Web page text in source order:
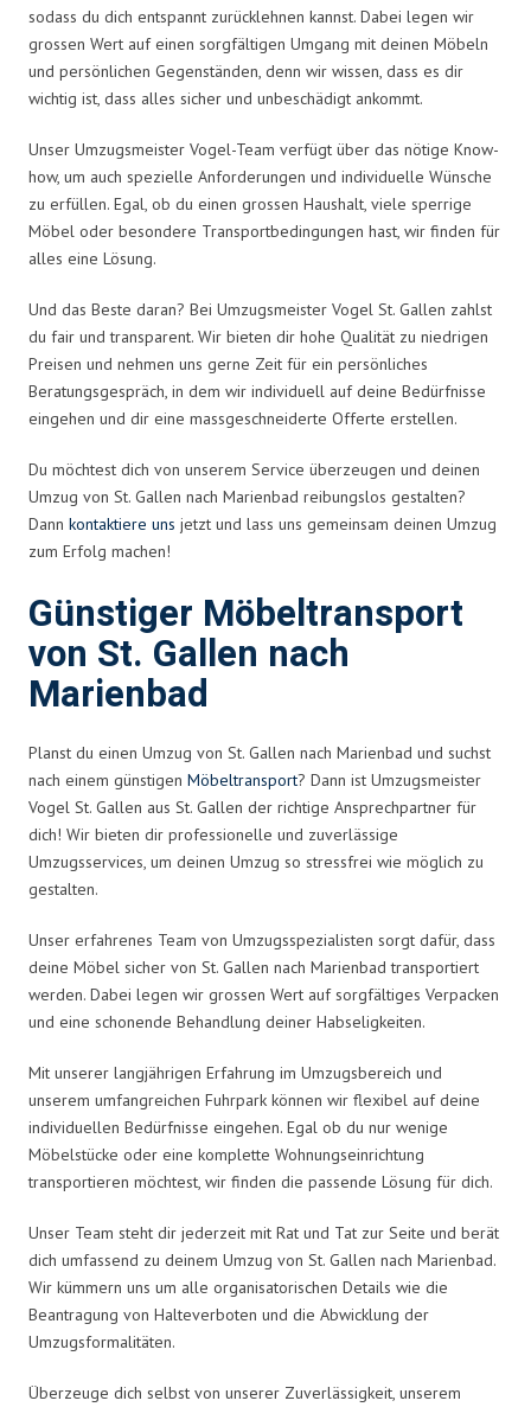
sodass du dich entspannt zurücklehnen kannst. Dabei legen wir
grossen Wert auf einen sorgfältigen Umgang mit deinen Möbeln
und persönlichen Gegenständen, denn wir wissen, dass es dir
wichtig ist, dass alles sicher und unbeschädigt ankommt.
Unser Umzugsmeister Vogel-Team verfügt über das nötige Know-
how, um auch spezielle Anforderungen und individuelle Wünsche
zu erfüllen. Egal, ob du einen grossen Haushalt, viele sperrige
Möbel oder besondere Transportbedingungen hast, wir finden für
alles eine Lösung.
Und das Beste daran? Bei Umzugsmeister Vogel St. Gallen zahlst
du fair und transparent. Wir bieten dir hohe Qualität zu niedrigen
Preisen und nehmen uns gerne Zeit für ein persönliches
Beratungsgespräch, in dem wir individuell auf deine Bedürfnisse
eingehen und dir eine massgeschneiderte Offerte erstellen.
Du möchtest dich von unserem Service überzeugen und deinen
Umzug von St. Gallen nach Marienbad reibungslos gestalten?
Dann kontaktiere uns jetzt und lass uns gemeinsam deinen Umzug
zum Erfolg machen!
Günstiger Möbeltransport
von St. Gallen nach
Marienbad
Planst du einen Umzug von St. Gallen nach Marienbad und suchst
nach einem günstigen Möbeltransport? Dann ist Umzugsmeister
Vogel St. Gallen aus St. Gallen der richtige Ansprechpartner für
dich! Wir bieten dir professionelle und zuverlässige
Umzugsservices, um deinen Umzug so stressfrei wie möglich zu
gestalten.
Unser erfahrenes Team von Umzugsspezialisten sorgt dafür, dass
deine Möbel sicher von St. Gallen nach Marienbad transportiert
werden. Dabei legen wir grossen Wert auf sorgfältiges Verpacken
und eine schonende Behandlung deiner Habseligkeiten.
Mit unserer langjährigen Erfahrung im Umzugsbereich und
unserem umfangreichen Fuhrpark können wir flexibel auf deine
individuellen Bedürfnisse eingehen. Egal ob du nur wenige
Möbelstücke oder eine komplette Wohnungseinrichtung
transportieren möchtest, wir finden die passende Lösung für dich.
Unser Team steht dir jederzeit mit Rat und Tat zur Seite und berät
dich umfassend zu deinem Umzug von St. Gallen nach Marienbad.
Wir kümmern uns um alle organisatorischen Details wie die
Beantragung von Halteverboten und die Abwicklung der
Umzugsformalitäten.
Überzeuge dich selbst von unserer Zuverlässigkeit, unserem